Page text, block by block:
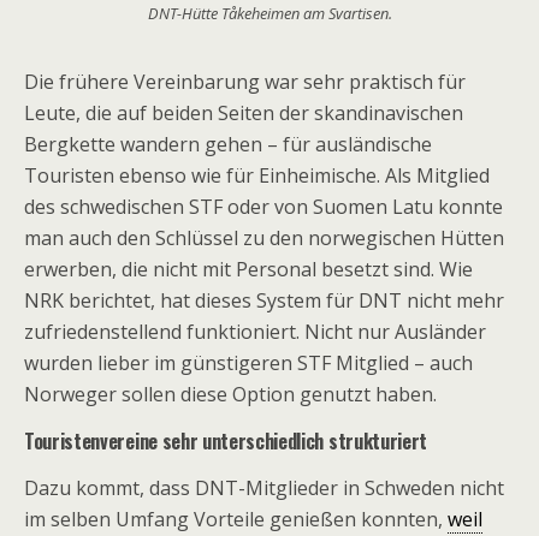
DNT-Hütte Tåkeheimen am Svartisen.
Die frühere Vereinbarung war sehr praktisch für
Leute, die auf beiden Seiten der skandinavischen
Bergkette wandern gehen – für ausländische
Touristen ebenso wie für Einheimische. Als Mitglied
des schwedischen STF oder von Suomen Latu konnte
man auch den Schlüssel zu den norwegischen Hütten
erwerben, die nicht mit Personal besetzt sind. Wie
NRK berichtet, hat dieses System für DNT nicht mehr
zufriedenstellend funktioniert. Nicht nur Ausländer
wurden lieber im günstigeren STF Mitglied – auch
Norweger sollen diese Option genutzt haben.
Touristenvereine sehr unterschiedlich strukturiert
Dazu kommt, dass DNT-Mitglieder in Schweden nicht
im selben Umfang Vorteile genießen konnten, weil